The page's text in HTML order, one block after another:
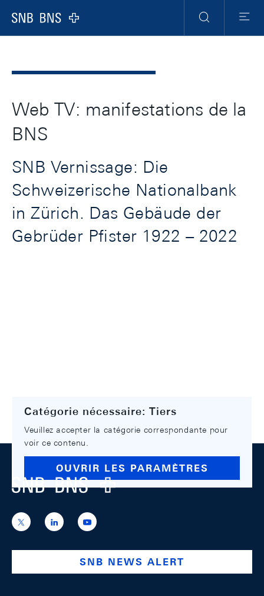
Logo
Navigation
RechercheMenu
Web TV: manifestations de la
BNS
SNB Vernissage: Die
Schweizerische Nationalbank
in Zürich. Das Gebäude der
Gebrüder Pfister 1922 – 2022
Catégorie nécessaire: Tiers
Veuillez accepter la catégorie correspondante pour
voir ce contenu.
OUVRIR LES PARAMÈTRES
Footer
Logo
https://x.com/snb_bns
https://ch.linkedin.com/company/swiss-
national-
https://www.youtube.com/
SNB NEWS ALERT